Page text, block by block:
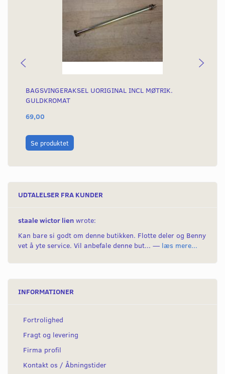
BAGSVINGERAKSEL UORIGINAL INCL MØTRIK.
GULDKROMAT
69,00
Se produktet
UDTALELSER FRA KUNDER
staale wictor lien wrote:
Kan bare si godt om denne butikken. Flotte deler og Benny
vet å yte service. Vil anbefale denne but... — læs mere...
INFORMATIONER
Fortrolighed
Fragt og levering
Firma profil
Kontakt os / Åbningstider